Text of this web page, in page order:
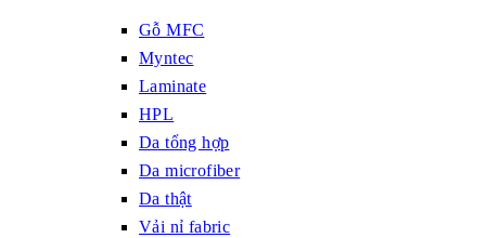
Gỗ MFC
Myntec
Laminate
HPL
Da tổng hợp
Da microfiber
Da thật
Vải nỉ fabric